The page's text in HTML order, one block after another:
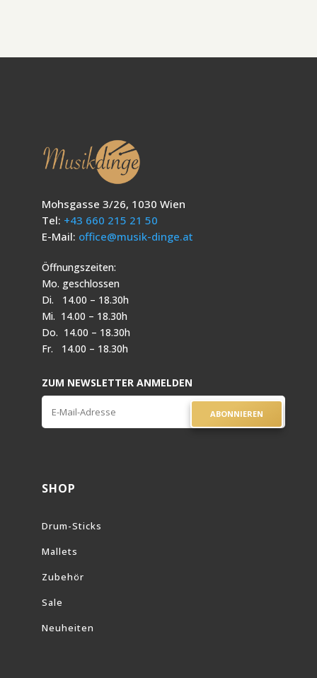
Mohsgasse 3/26, 1030 Wien
Tel: +43 660 215 21 50
E-Mail: office@musik-dinge.at
Öffnungszeiten:
Mo. geschlossen
Di. 14.00 – 18.30h
Mi. 14.00 – 18.30h
Do. 14.00 – 18.30h
Fr. 14.00 – 18.30h
ZUM NEWSLETTER ANMELDEN
ABONNIEREN
SHOP
Drum-Sticks
Mallets
Zubehör
Sale
Neuheiten